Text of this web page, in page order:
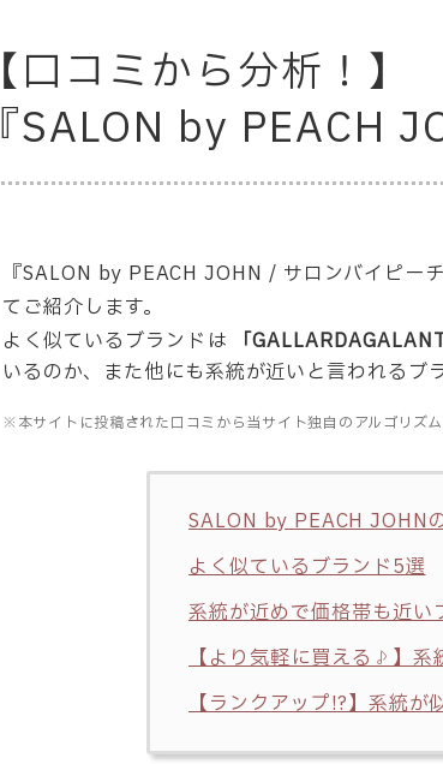
【口コミから分析！】
『SALON by PEACH
『SALON by PEACH JOHN / サロンバイピー
てご紹介します。
よく似ているブランドは 「
いるのか、また他にも系統が近いと言われる
※本サイトに投稿された口コミから当サイト独自のアルゴリズム
SALON by PEACH JOHN
よく似ているブランド5選
系統が近めで価格帯も近い
【より気軽に買える♪】系
【ランクアップ!?】系統が